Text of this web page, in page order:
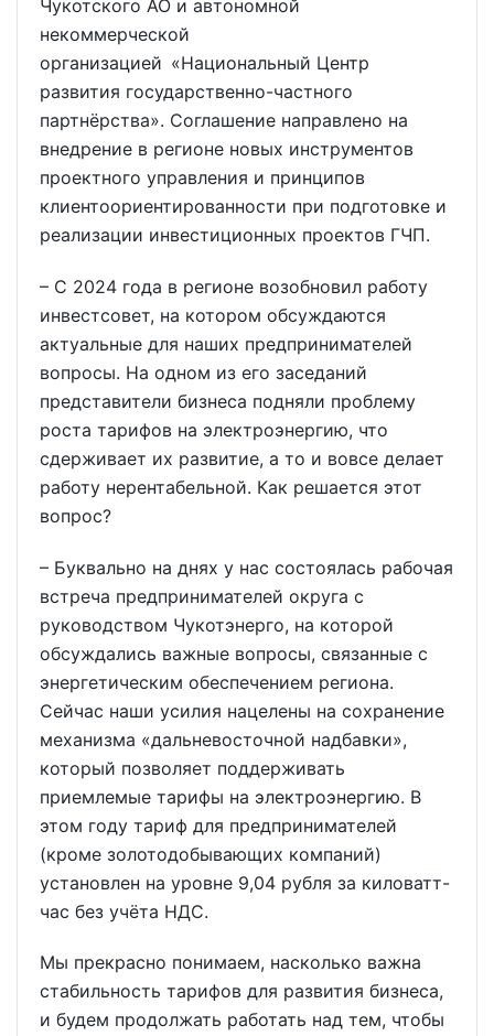
Чукотского АО и автономной
некоммерческой
организацией «Национальный Центр
развития государственно-частного
партнёрства». Соглашение направлено на
внедрение в регионе новых инструментов
проектного управления и принципов
клиентоориентированности при подготовке и
реализации инвестиционных проектов ГЧП.
– С 2024 года в регионе возобновил работу
инвестсовет, на котором обсуждаются
актуальные для наших предпринимателей
вопросы. На одном из его заседаний
представители бизнеса подняли проблему
роста тарифов на электроэнергию, что
сдерживает их развитие, а то и вовсе делает
работу нерентабельной. Как решается этот
вопрос?
– Буквально на днях у нас состоялась рабочая
встреча предпринимателей округа с
руководством Чукотэнерго, на которой
обсуждались важные вопросы, связанные с
энергетическим обеспечением региона.
Сейчас наши усилия нацелены на сохранение
механизма «дальневосточной надбавки»,
который позволяет поддерживать
приемлемые тарифы на электроэнергию. В
этом году тариф для предпринимателей
(кроме золотодобывающих компаний)
установлен на уровне 9,04 рубля за киловатт-
час без учёта НДС.
Мы прекрасно понимаем, насколько важна
стабильность тарифов для развития бизнеса,
и будем продолжать работать над тем, чтобы